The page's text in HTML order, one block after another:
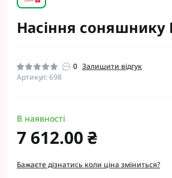
Насіння соняшнику
0 Залишити відгук
Артикул: 698
В наявності
7 612.00 ₴
Бажаєте дізнатись коли ціна зміниться?